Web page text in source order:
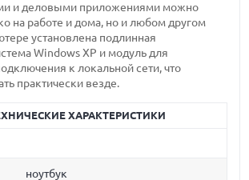
и деловыми приложениями можно
на работе и дома, но и любом другом
установлена подлинная
Windows XP и модуль для
к локальной сети, что
практически везде.
ХАРАКТЕРИСТИКИ
ноутбук